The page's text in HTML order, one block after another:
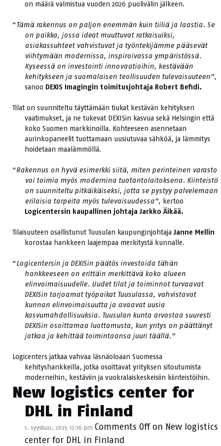
on määrä valmistua vuoden 2026 puolivälin jälkeen.
“Tämä rakennus on paljon enemmän kuin tiiliä ja laastia. Se
on paikka, jossa ideat muuttuvat ratkaisuiksi,
asiakassuhteet vahvistuvat ja työntekijämme pääsevät
viihtymään modernissa, inspiroivassa ympäristössä.
Kyseessä on investointi innovaatioihin, kestävään
kehitykseen ja suomalaisen teollisuuden tulevaisuuteen”,
sanoo DEXIS Imagingin toimitusjohtaja Robert Befidi.
Tilat on suunniteltu täyttämään tiukat kestävän kehityksen
vaatimukset, ja ne tukevat DEXISin kasvua sekä Helsingin että
koko Suomen markkinoilla. Kohteeseen asennetaan
aurinkopaneelit tuottamaan uusiutuvaa sähköä, ja lämmitys
hoidetaan maalämmöllä.
“Rakennus on hyvä esimerkki siitä, miten perinteinen varasto
voi toimia myös modernina tuotantolaitoksena. Kiinteistö
on suunniteltu pitkäikäiseksi, jotta se pystyy palvelemaan
erilaisia tarpeita myös tulevaisuudessa”, kertoo
Logicentersin kaupallinen johtaja Jarkko Äikää.
Tilaisuuteen osallistunut Tuusulan kaupunginjohtajaJanne Mellin
korostaa hankkeen laajempaa merkitystä kunnalle.
“Logicentersin ja DEXISin päätös investoida tähän
hankkeeseen on erittäin merkittävä koko alueen
elinvoimaisuudelle. Uudet tilat ja toiminnot turvaavat
DEXISin tarjoamat työpaikat Tuusulassa, vahvistavat
kunnan elinvoimaisuutta ja avaavat uusia
kasvumahdollisuuksia. Tuusulan kunta arvostaa suuresti
DEXISin osoittamaa luottamusta, kun yritys on päättänyt
jatkaa ja kehittää toimintaansa juuri täällä.”
Logicenters jatkaa vahvaa läsnäoloaan Suomessa
kehityshankkeilla, jotka osoittavat yrityksen sitoutumista
moderneihin, kestäviin ja vuokralaiskeskeisiin kiinteistöihin.
New logistics center for
DHL in Finland
1. syyskuu, 2025 12:16 pm Comments Offon New logistics
center for DHL in Finland